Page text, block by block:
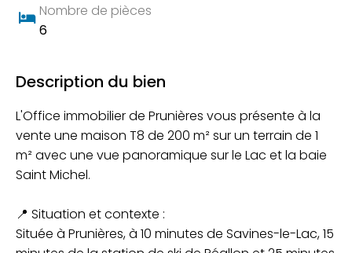
Nombre de pièces
6
Description du bien
L'Office immobilier de Prunières vous présente à la
vente une maison T8 de 200 m² sur un terrain de 1
m² avec une vue panoramique sur le Lac et la baie
Saint Michel.
📍 Situation et contexte :
Située à Prunières, à 10 minutes de Savines-le-Lac, 15